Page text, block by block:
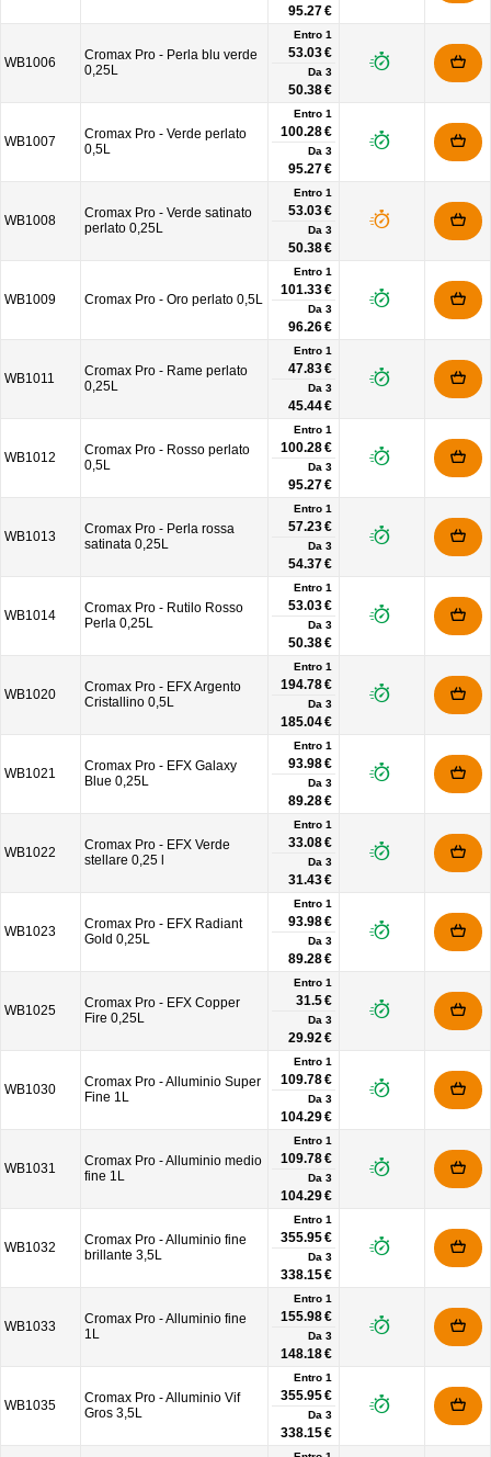
95.27 €
WB1006
Cromax Pro - Perla blu verde
0,25L
Entro 1
53.03 €
Da 3
50.38 €
WB1007
Cromax Pro - Verde perlato
0,5L
Entro 1
100.28 €
Da 3
95.27 €
WB1008
Cromax Pro - Verde satinato
perlato 0,25L
Entro 1
53.03 €
Da 3
50.38 €
WB1009 Cromax Pro - Oro perlato 0,5L
Entro 1
101.33 €
Da 3
96.26 €
WB1011
Cromax Pro - Rame perlato
0,25L
Entro 1
47.83 €
Da 3
45.44 €
WB1012
Cromax Pro - Rosso perlato
0,5L
Entro 1
100.28 €
Da 3
95.27 €
WB1013
Cromax Pro - Perla rossa
satinata 0,25L
Entro 1
57.23 €
Da 3
54.37 €
WB1014
Cromax Pro - Rutilo Rosso
Perla 0,25L
Entro 1
53.03 €
Da 3
50.38 €
WB1020
Cromax Pro - EFX Argento
Cristallino 0,5L
Entro 1
194.78 €
Da 3
185.04 €
WB1021
Cromax Pro - EFX Galaxy
Blue 0,25L
Entro 1
93.98 €
Da 3
89.28 €
WB1022
Cromax Pro - EFX Verde
stellare 0,25 l
Entro 1
33.08 €
Da 3
31.43 €
WB1023
Cromax Pro - EFX Radiant
Gold 0,25L
Entro 1
93.98 €
Da 3
89.28 €
WB1025
Cromax Pro - EFX Copper
Fire 0,25L
Entro 1
31.5 €
Da 3
29.92 €
WB1030
Cromax Pro - Alluminio Super
Fine 1L
Entro 1
109.78 €
Da 3
104.29 €
WB1031
Cromax Pro - Alluminio medio
fine 1L
Entro 1
109.78 €
Da 3
104.29 €
WB1032
Cromax Pro - Alluminio fine
brillante 3,5L
Entro 1
355.95 €
Da 3
338.15 €
WB1033
Cromax Pro - Alluminio fine
1L
Entro 1
155.98 €
Da 3
148.18 €
WB1035
Cromax Pro - Alluminio Vif
Gros 3,5L
Entro 1
355.95 €
Da 3
338.15 €